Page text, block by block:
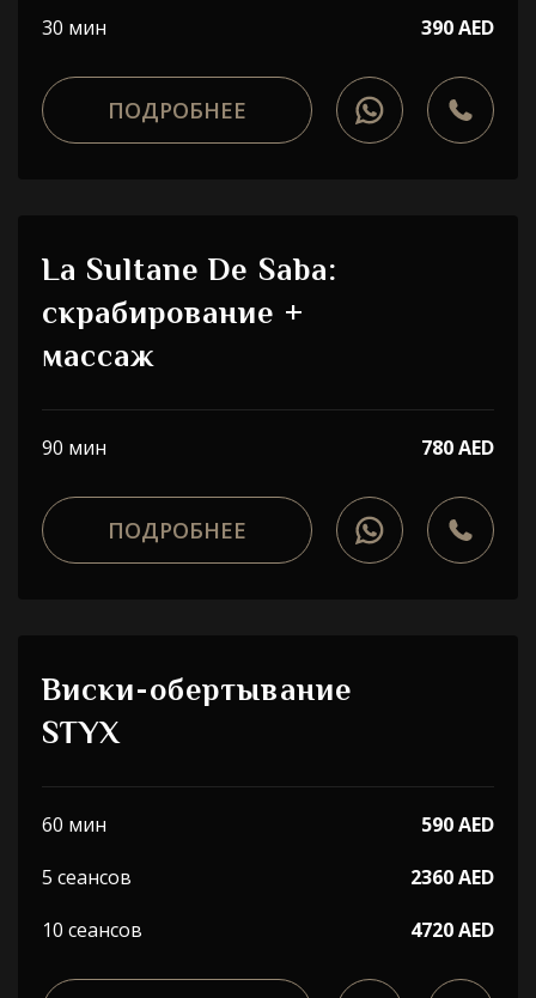
30 мин 390 AED
ПОДРОБНЕЕ
La Sultane De Saba:
скрабирование +
массаж
90 мин 780 AED
ПОДРОБНЕЕ
Виски-обертывание
STYX
60 мин
590 AED
5 сеансов
2360 AED
10 сеансов
4720 AED